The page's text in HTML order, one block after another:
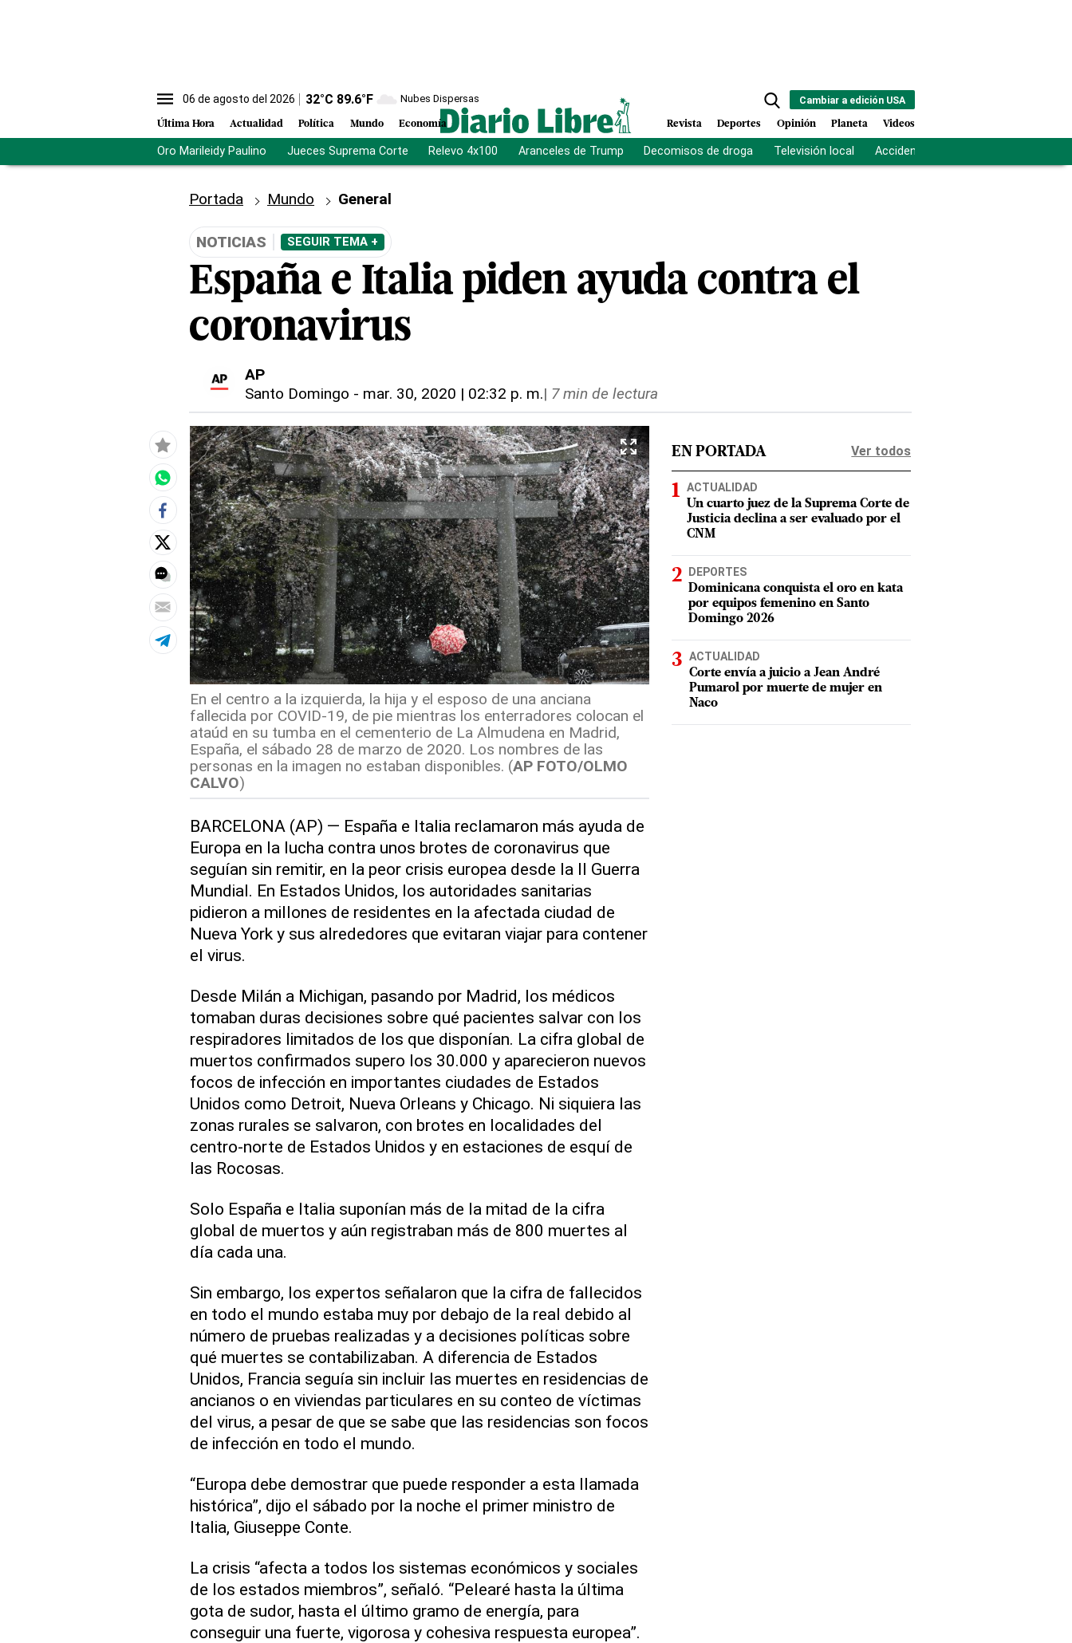
06 de agosto del 2026 32°C 89.6°F Nubes Dispersas
Última Hora Actualidad Política Mundo Economía
Cambiar a edición USA
Revista Deportes Opinión Planeta Videos
Oro Marileidy Paulino Jueces Suprema Corte Relevo 4x100 Aranceles de Trump Decomisos de droga Televisión local Accidente Los Ríos
Portada Mundo General
NOTICIAS SEGUIR TEMA +
España e Italia piden ayuda contra el
coronavirus
AP
Santo Domingo - mar. 30, 2020 | 02:32 p. m.| 7 min de lectura
En el centro a la izquierda, la hija y el esposo de una anciana
fallecida por COVID-19, de pie mientras los enterradores colocan el
ataúd en su tumba en el cementerio de La Almudena en Madrid,
España, el sábado 28 de marzo de 2020. Los nombres de las
personas en la imagen no estaban disponibles. (AP FOTO/OLMO
CALVO)
BARCELONA (AP) — España e Italia reclamaron más ayuda de
Europa en la lucha contra unos brotes de coronavirus que
seguían sin remitir, en la peor crisis europea desde la II Guerra
Mundial. En Estados Unidos, los autoridades sanitarias
pidieron a millones de residentes en la afectada ciudad de
Nueva York y sus alrededores que evitaran viajar para contener
el virus.
Desde Milán a Michigan, pasando por Madrid, los médicos
tomaban duras decisiones sobre qué pacientes salvar con los
respiradores limitados de los que disponían. La cifra global de
muertos confirmados supero los 30.000 y aparecieron nuevos
focos de infección en importantes ciudades de Estados
Unidos como Detroit, Nueva Orleans y Chicago. Ni siquiera las
zonas rurales se salvaron, con brotes en localidades del
centro-norte de Estados Unidos y en estaciones de esquí de
las Rocosas.
Solo España e Italia suponían más de la mitad de la cifra
global de muertos y aún registraban más de 800 muertes al
día cada una.
Sin embargo, los expertos señalaron que la cifra de fallecidos
en todo el mundo estaba muy por debajo de la real debido al
número de pruebas realizadas y a decisiones políticas sobre
qué muertes se contabilizaban. A diferencia de Estados
Unidos, Francia seguía sin incluir las muertes en residencias de
ancianos o en viviendas particulares en su conteo de víctimas
del virus, a pesar de que se sabe que las residencias son focos
de infección en todo el mundo.
“Europa debe demostrar que puede responder a esta llamada
histórica”, dijo el sábado por la noche el primer ministro de
Italia, Giuseppe Conte.
La crisis “afecta a todos los sistemas económicos y sociales
de los estados miembros”, señaló. “Pelearé hasta la última
gota de sudor, hasta el último gramo de energía, para
conseguir una fuerte, vigorosa y cohesiva respuesta europea”.
EN PORTADA Ver todos
ACTUALIDAD
Un cuarto juez de la Suprema Corte de
Justicia declina a ser evaluado por el
CNM
DEPORTES
Dominicana conquista el oro en kata
por equipos femenino en Santo
Domingo 2026
ACTUALIDAD
Corte envía a juicio a Jean André
Pumarol por muerte de mujer en
Naco